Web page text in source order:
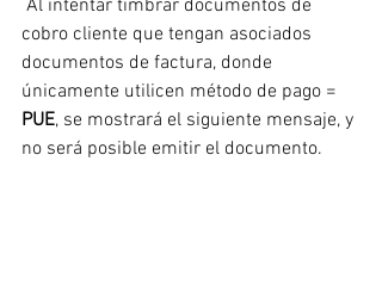
cobro cliente que tengan asociados
documentos de factura, donde
únicamente utilicen método de pago =
PUE, se mostrará el siguiente mensaje, y
no será posible emitir el documento.